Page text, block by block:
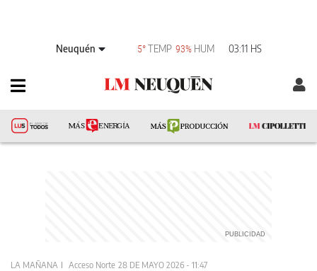
Neuquén 5° TEMP 93% HUM 03:11 HS
LA MAÑANA Acceso Norte 28 DE MAYO 2026 - 11:47